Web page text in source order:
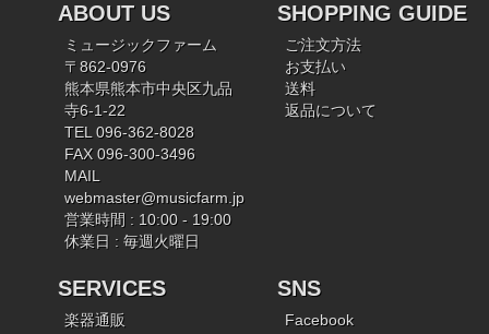
ABOUT US
ミュージックファーム
〒862-0976
熊本県熊本市中央区九品
寺6-1-22
TEL 096-362-8028
FAX 096-300-3496
MAIL
webmaster@musicfarm.jp
営業時間 : 10:00 - 19:00
休業日 : 毎週火曜日
SHOPPING GUIDE
ご注文方法
お支払い
送料
返品について
SERVICES
楽器通販
SNS
Facebook